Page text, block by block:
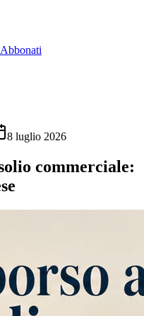
Abbonati
8 luglio 2026
commerciale: